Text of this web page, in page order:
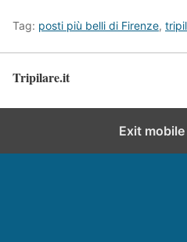
Tag: posti più belli di Firenze,
Tripilare.it
Exit